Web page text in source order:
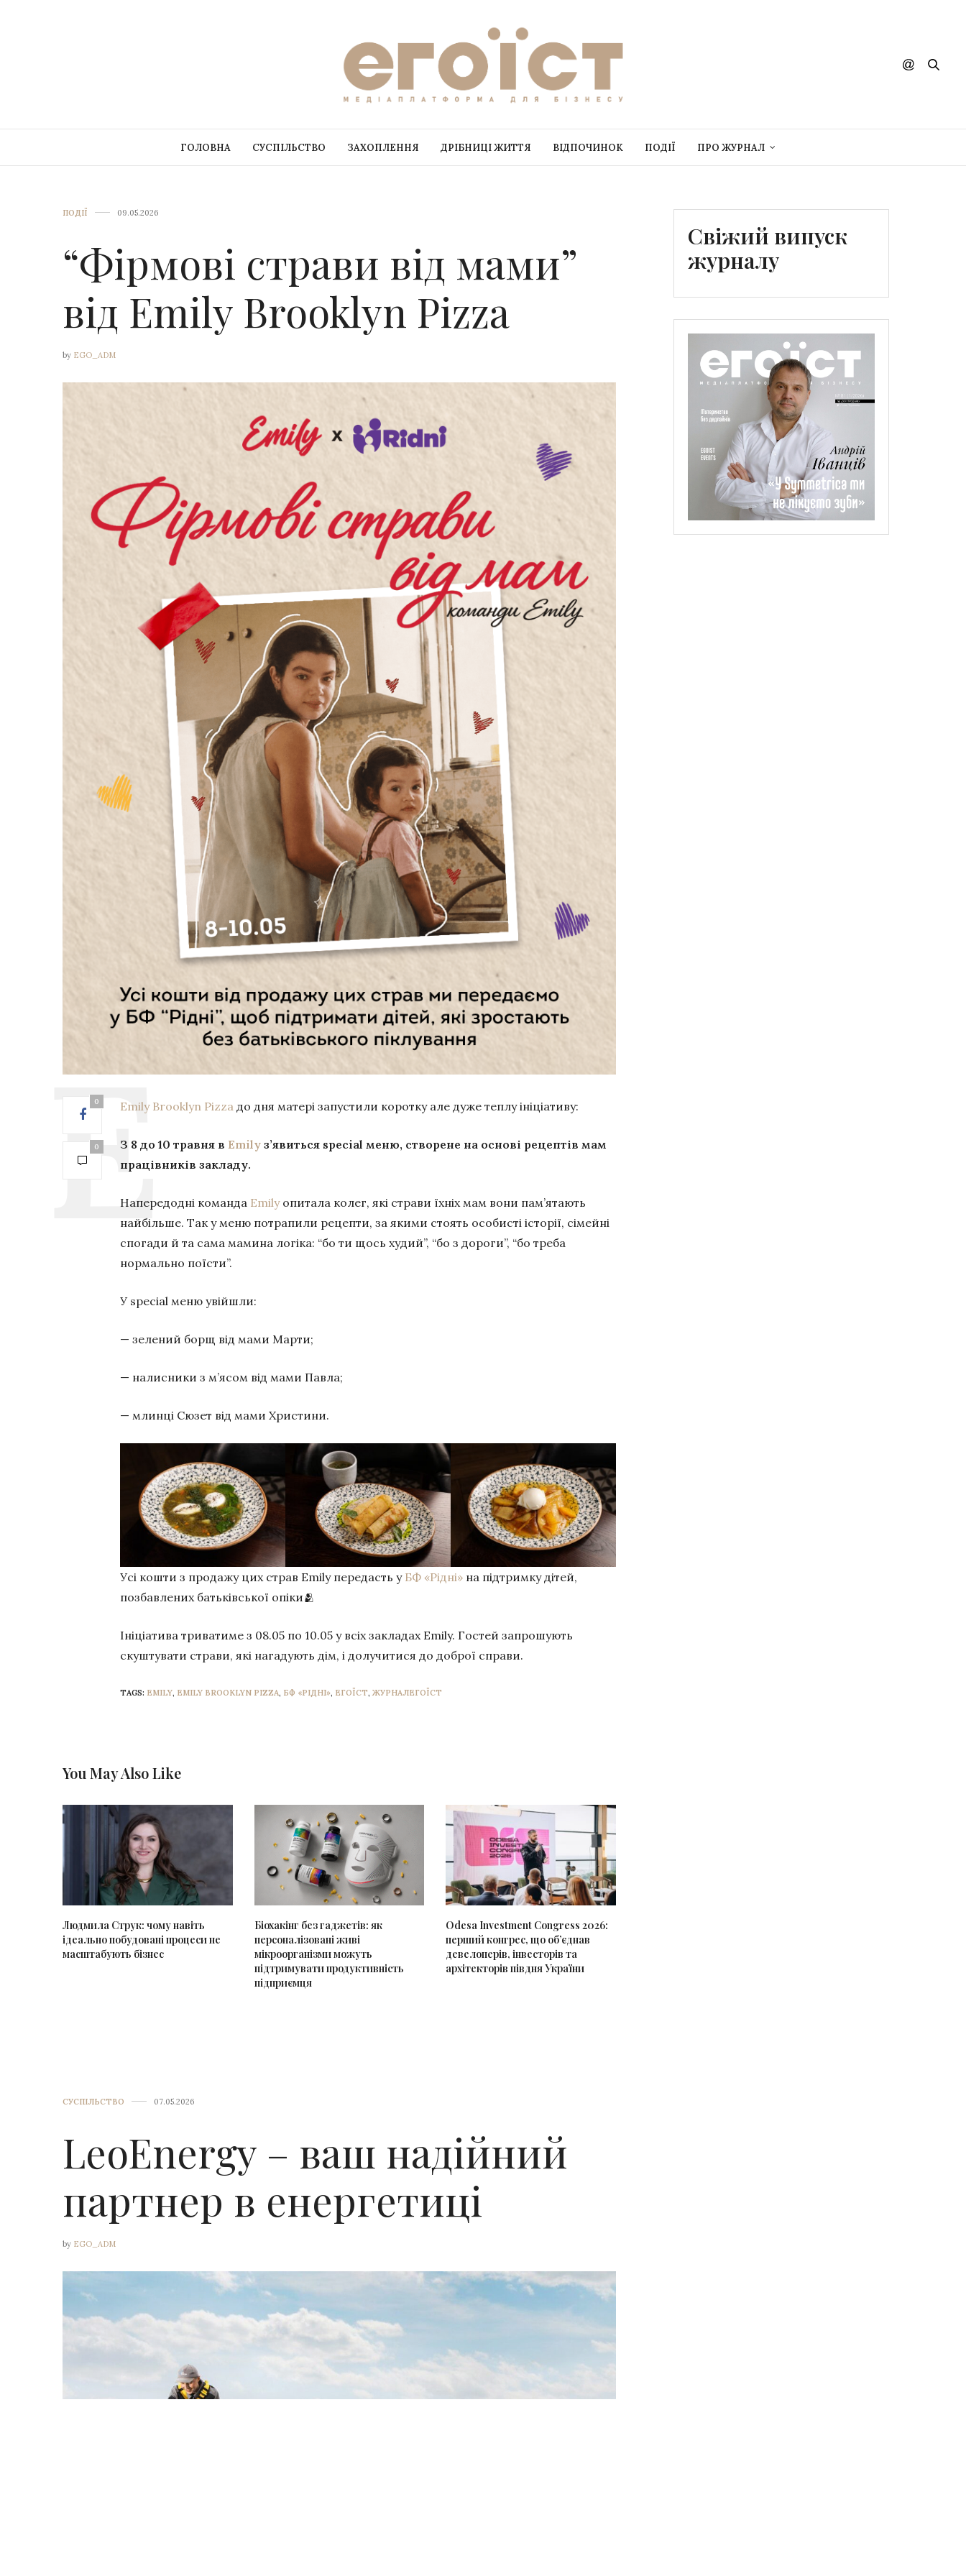
ГОЛОВНА СУСПІЛЬСТВО ЗАХОПЛЕННЯ ДРІБНИЦІ ЖИТТЯ ВІДПОЧИНОК ПОДІЇ ПРО ЖУРНАЛ
ПОДІЇ 09.05.2026
“Фірмові страви від мами”
від Emily Brooklyn Pizza
by EGO_ADM
0
0
Emily Brooklyn Pizza до дня матері запустили коротку але дуже теплу ініціативу:
З 8 до 10 травня в Emily з’явиться special меню, створене на основі рецептів мам
працівників закладу.
Напередодні команда Emilyопитала колег, які страви їхніх мам вони пам’ятають
найбільше. Так у меню потрапили рецепти, за якими стоять особисті історії, сімейні
спогади й та сама мамина логіка: “бо ти щось худий”, “бо з дороги”, “бо треба
нормально поїсти”.
У special меню увійшли:
— зелений борщ від мами Марти;
— налисники з м’ясом від мами Павла;
— млинці Сюзет від мами Христини.
Усі кошти з продажу цих страв Emily передасть у БФ «Рідні» на підтримку дітей,
позбавлених батьківської опіки🫂
Ініціатива триватиме з 08.05 по 10.05 у всіх закладах Emily. Гостей запрошують
скуштувати страви, які нагадують дім, і долучитися до доброї справи.
TAGS: EMILY, EMILY BROOKLYN PIZZA, БФ «РІДНІ», ЕГОЇСТ, ЖУРНАЛЕГОЇСТ
You May Also Like
Людмила Струк: чому навіть
ідеально побудовані процеси не
масштабують бізнес
Біохакінг без гаджетів: як
персоналізовані живі
мікроорганізми можуть
підтримувати продуктивність
підприємця
Odesa Investment Congress 2026:
перший конгрес, що об’єднав
девелоперів, інвесторів та
архітекторів півдня України
Свіжий випуск
журналу
СУСПІЛЬСТВО 07.05.2026
LeoEnergy – ваш надійний
партнер в енергетиці
by EGO_ADM